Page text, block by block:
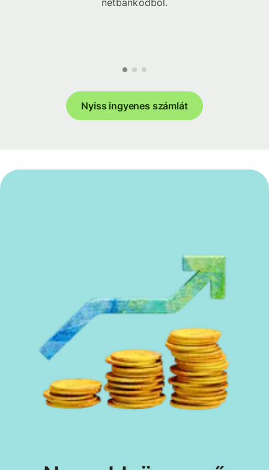
netbankodból.
Nyiss ingyenes számlát